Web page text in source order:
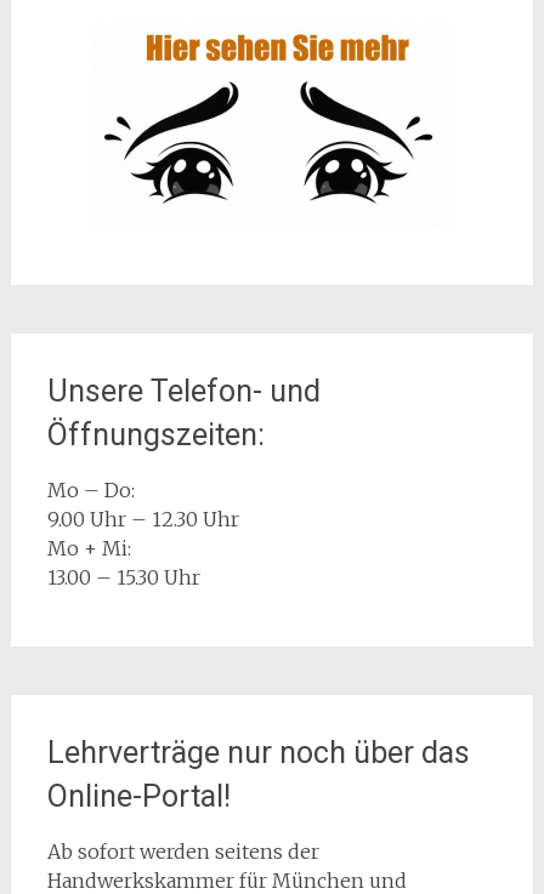
Unsere Telefon- und
Öffnungszeiten:
Mo – Do:
9.00 Uhr – 12.30 Uhr
Mo + Mi:
13.00 – 15.30 Uhr
Lehrverträge nur noch über das
Online-Portal!
Ab sofort werden seitens der
Handwerkskammer für München und